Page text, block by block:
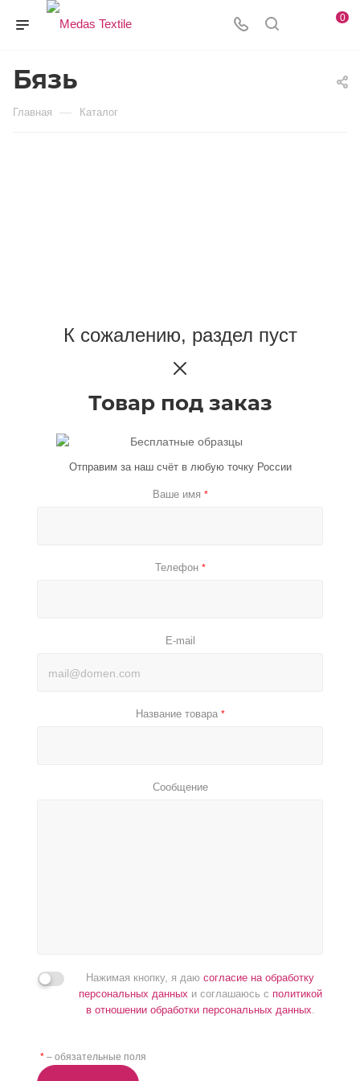
0
Бязь
Главная — Каталог
К сожалению, раздел пуст
Товар под заказ
Отправим за наш счёт в любую точку России
Ваше имя *
Телефон *
E-mail
Название товара *
Сообщение
Нажимая кнопку, я даю согласие на обработку
персональных данных и соглашаюсь с политикой
в отношении обработки персональных данных.
* – обязательные поля